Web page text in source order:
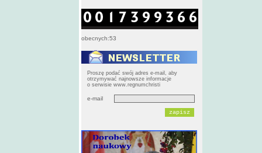
obecnych:53
Proszę podać swój adres e-mail, aby
otrzymywać najnowsze informacje
o serwisie www.regnumchristi
e-mail